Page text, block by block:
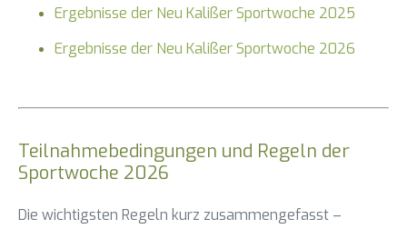
Ergebnisse der Neu Kalißer Sportwoche 2025
Ergebnisse der Neu Kalißer Sportwoche 2026
Teilnahmebedingungen und Regeln der
Sportwoche 2026
Die wichtigsten Regeln kurz zusammengefasst –